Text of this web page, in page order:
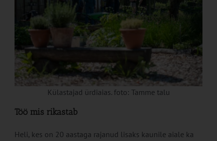
Külastajad ürdiaias. foto: Tamme talu
Töö mis rikastab
Heli, kes on 20 aastaga rajanud lisaks kaunile aiale ka